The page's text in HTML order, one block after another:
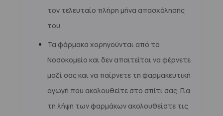
τον τελευταίο πλήρη μήνα απασχόλησής
του.
Τα φάρμακα χορηγούνται από το
Νοσοκομείο και δεν απαιτείται να φέρνετε
μαζί σας και να παίρνετε τη φαρμακευτική
αγωγή που ακολουθείτε στο σπίτι σας. Για
τη λήψη των φαρμάκων ακολουθείστε τις